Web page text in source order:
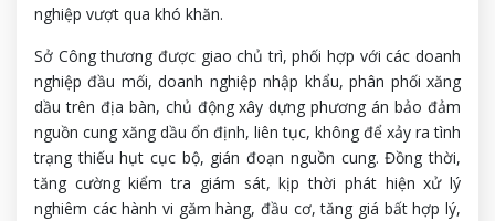
nghiệp vượt qua khó khăn.
Sở Công thương được giao chủ trì, phối hợp với các doanh
nghiệp đầu mối, doanh nghiệp nhập khẩu, phân phối xăng
dầu trên địa bàn, chủ động xây dựng phương án bảo đảm
nguồn cung xăng dầu ổn định, liên tục, không để xảy ra tình
trạng thiếu hụt cục bộ, gián đoạn nguồn cung. Đồng thời,
tăng cường kiểm tra giám sát, kịp thời phát hiện xử lý
nghiêm các hành vi găm hàng, đầu cơ, tăng giá bất hợp lý,